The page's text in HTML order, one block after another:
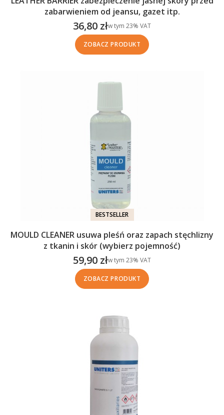
zabarwieniem od jeansu, gazet itp.
Cena brutto
36,80 złw tym %s VAT
w tym 23% VAT
ZOBACZ PRODUKT
BESTSELLER
MOULD CLEANER usuwa pleśń oraz zapach stęchlizny
z tkanin i skór (wybierz pojemność)
Cena brutto
59,90 złw tym %s VAT
w tym 23% VAT
ZOBACZ PRODUKT